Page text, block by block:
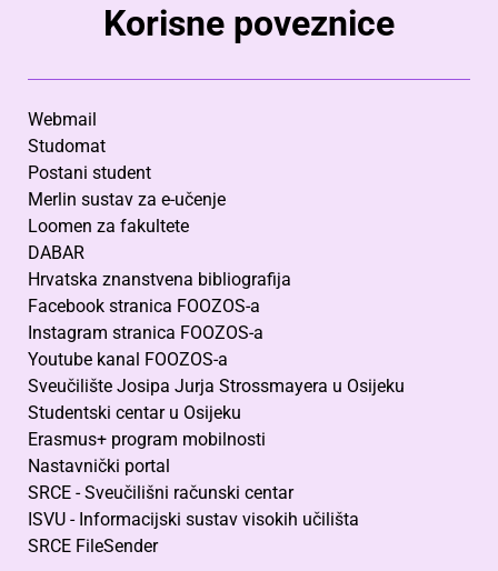
Korisne poveznice
Webmail
Studomat
Postani student
Merlin sustav za e-učenje
Loomen za fakultete
DABAR
Hrvatska znanstvena bibliografija
Facebook stranica FOOZOS-a
Instagram stranica FOOZOS-a
Youtube kanal FOOZOS-a
Sveučilište Josipa Jurja Strossmayera u Osijeku
Studentski centar u Osijeku
Erasmus+ program mobilnosti
Nastavnički portal
SRCE - Sveučilišni računski centar
ISVU - Informacijski sustav visokih učilišta
SRCE FileSender